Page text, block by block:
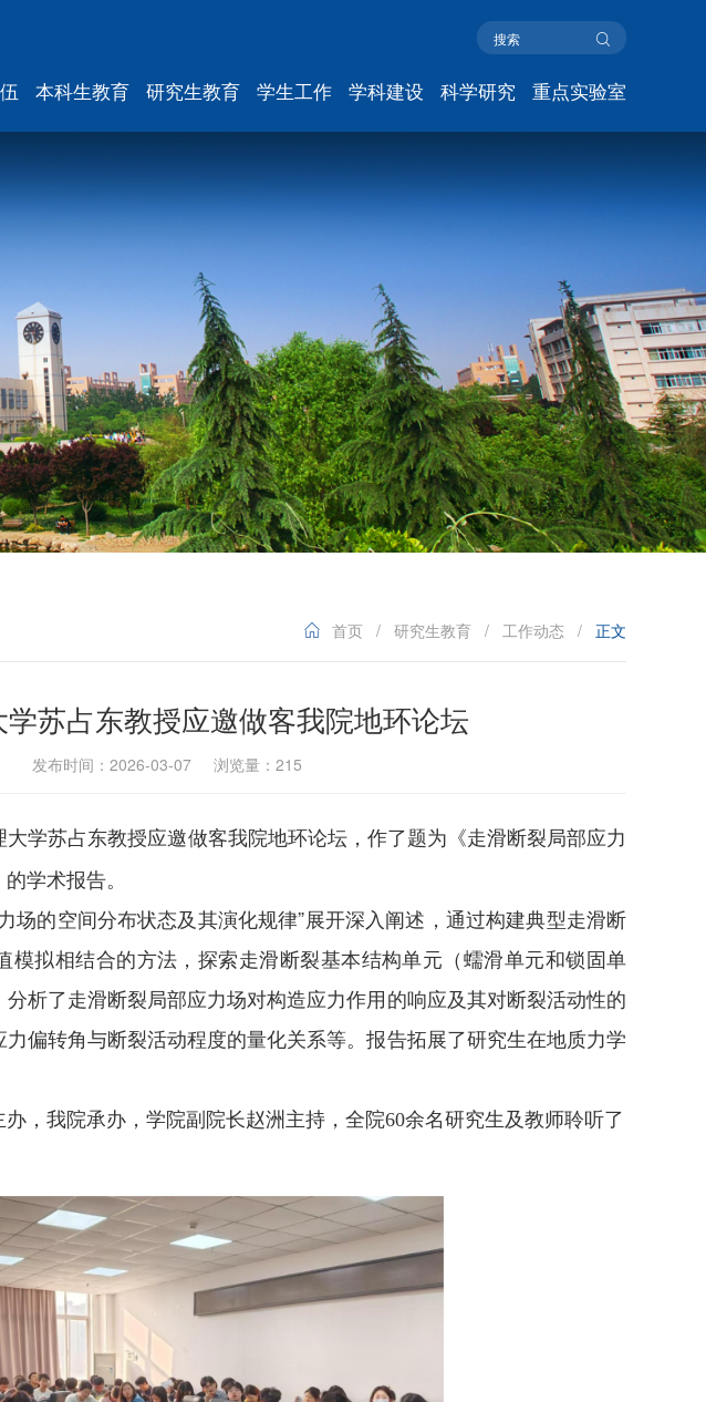
本科生教育 研究生教育 学生工作 学科建设 科学研究 重点实验室
首页 / 研究生教育 / 工作动态 / 正文
苏占东教授应邀做客我院地环论坛
发布时间：2026-03-07 浏览量： 215
大学苏占东教授应邀做客我院地环论坛，作了题为《走滑断裂局部应力
学术报告。
场的空间分布状态及其演化规律”展开深入阐述，通过构建典型走滑断
模拟相结合的方法，探索走滑断裂基本结构单元（蠕滑单元和锁固单
析了走滑断裂局部应力场对构造应力作用的响应及其对断裂活动性的
偏转角与断裂活动程度的量化关系等。报告拓展了研究生在地质力学
，我院承办，学院副院长赵洲主持，全院60余名研究生及教师聆听了